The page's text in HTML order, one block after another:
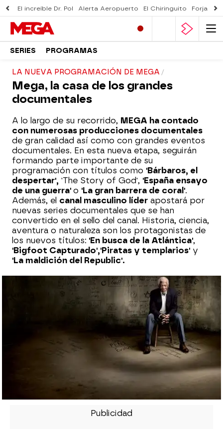
El increíble Dr. Pol Alerta Aeropuerto El Chiringuito Forjado
SERIES PROGRAMAS
LA NUEVA PROGRAMACIÓN DE MEGA
Mega, la casa de los grandes
documentales
A lo largo de su recorrido, MEGA ha contado
con numerosas producciones documentales
de gran calidad así como con grandes eventos
documentales. En esta nueva etapa, seguirán
formando parte importante de su
programación con títulos como 'Bárbaros, el
despertar', 'The Story of God', 'España ensayo
de una guerra' o 'La gran barrera de coral'.
Además, el canal masculino líder apostará por
nuevas series documentales que se han
convertido en el sello del canal. Historia, ciencia,
aventura o naturaleza son los protagonistas de
los nuevos títulos: 'En busca de la Atlántica',
'Bigfoot Capturado','Piratas y templarios' y
'La maldición del Republic'.